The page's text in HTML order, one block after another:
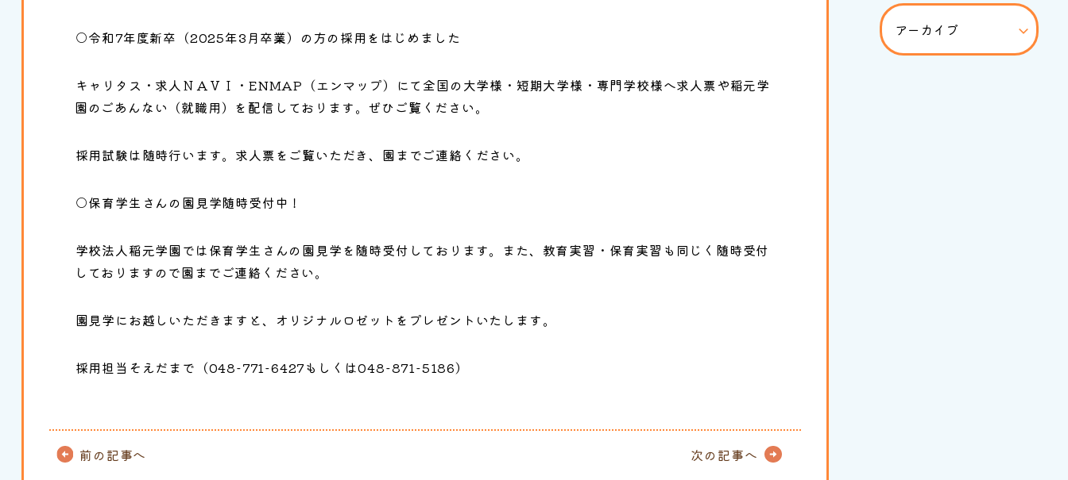
○令和7年度新卒（2025年3月卒業）の方の採用をはじめました
キャリタス・求人ＮＡＶＩ・ENMAP（エンマップ）にて全国の大学様・短期大学様・専門学校様へ求人票や稲元学
園のごあんない（就職用）を配信しております。ぜひご覧ください。
採用試験は随時行います。求人票をご覧いただき、園までご連絡ください。
○保育学生さんの園見学随時受付中！
学校法人稲元学園では保育学生さんの園見学を随時受付しております。また、教育実習・保育実習も同じく随時受付
しておりますので園までご連絡ください。
園見学にお越しいただきますと、オリジナルロゼットをプレゼントいたします。
採用担当そえだまで（048-771-6427もしくは048-871-5186）
前の記事へ 次の記事へ